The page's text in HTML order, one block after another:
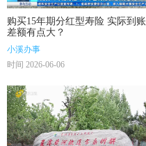
购买15年期分红型寿险 实际到账
差额有点大？
小溪办事
时间 2026-06-06